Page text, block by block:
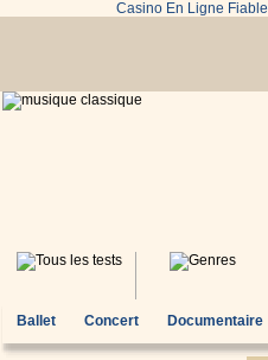
Casino En Ligne Fiable
Ballet Concert Documentaire